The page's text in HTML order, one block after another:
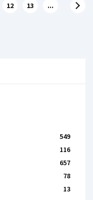
12 13 ...
549
116
657
78
13